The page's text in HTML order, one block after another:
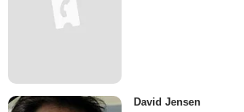
David Jensen